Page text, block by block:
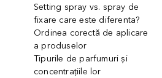
Setting spray vs. spray de
fixare care este diferenta?
Ordinea corectă de aplicare
a produselor
Tipurile de parfumuri și
concentrațiile lor